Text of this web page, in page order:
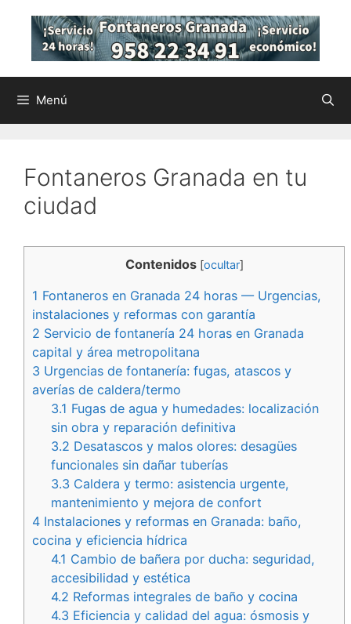
contenido
Menú
Fontaneros Granada en tu
ciudad
Contenidos [ocultar]
1 Fontaneros en Granada 24 horas — Urgencias,
instalaciones y reformas con garantía
2 Servicio de fontanería 24 horas en Granada
capital y área metropolitana
3 Urgencias de fontanería: fugas, atascos y
averías de caldera/termo
3.1 Fugas de agua y humedades: localización
sin obra y reparación definitiva
3.2 Desatascos y malos olores: desagües
funcionales sin dañar tuberías
3.3 Caldera y termo: asistencia urgente,
mantenimiento y mejora de confort
4 Instalaciones y reformas en Granada: baño,
cocina y eficiencia hídrica
4.1 Cambio de bañera por ducha: seguridad,
accesibilidad y estética
4.2 Reformas integrales de baño y cocina
4.3 Eficiencia y calidad del agua: ósmosis y